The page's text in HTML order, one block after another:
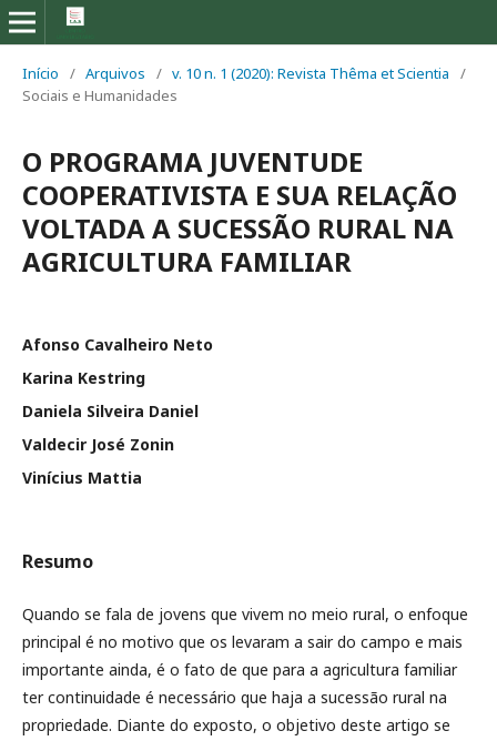
Início / Arquivos / v. 10 n. 1 (2020): Revista Thêma et Scientia
/
Sociais e Humanidades
O PROGRAMA JUVENTUDE
COOPERATIVISTA E SUA RELAÇÃO
VOLTADA A SUCESSÃO RURAL NA
AGRICULTURA FAMILIAR
Afonso Cavalheiro Neto
Karina Kestring
Daniela Silveira Daniel
Valdecir José Zonin
Vinícius Mattia
Resumo
Quando se fala de jovens que vivem no meio rural, o enfoque
principal é no motivo que os levaram a sair do campo e mais
importante ainda, é o fato de que para a agricultura familiar
ter continuidade é necessário que haja a sucessão rural na
propriedade. Diante do exposto, o objetivo deste artigo se